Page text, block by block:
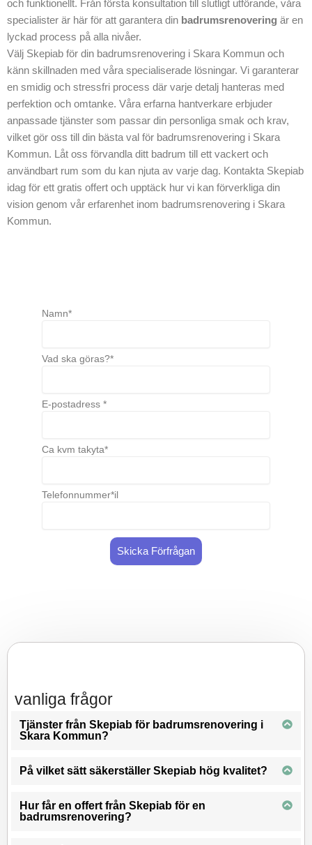
g i Skara
Kommun.
och funktionellt. Från första konsultation till slutligt utförande, våra
specialister är här för att garantera din badrumsrenovering är en
lyckad process på alla nivåer.
Välj Skepiab för din badrumsrenovering i Skara Kommun och
känn skillnaden med våra specialiserade lösningar. Vi garanterar
en smidig och stressfri process där varje detalj hanteras med
perfektion och omtanke. Våra erfarna hantverkare erbjuder
anpassade tjänster som passar din personliga smak och krav,
vilket gör oss till din bästa val för badrumsrenovering i Skara
Kommun. Låt oss förvandla ditt badrum till ett vackert och
användbart rum som du kan njuta av varje dag. Kontakta Skepiab
idag för ett gratis offert och upptäck hur vi kan förverkliga din
vision genom vår erfarenhet inom badrumsrenovering i Skara
Kommun.
Namn*
Vad ska göras?*
E-postadress *
Ca kvm takyta*
Telefonnummer*il
Skicka Förfrågan
vanliga frågor
Tjänster från Skepiab för badrumsrenovering i
Skara Kommun?
På vilket sätt säkerställer Skepiab hög kvalitet?
Hur får en offert från Skepiab för en
badrumsrenovering?